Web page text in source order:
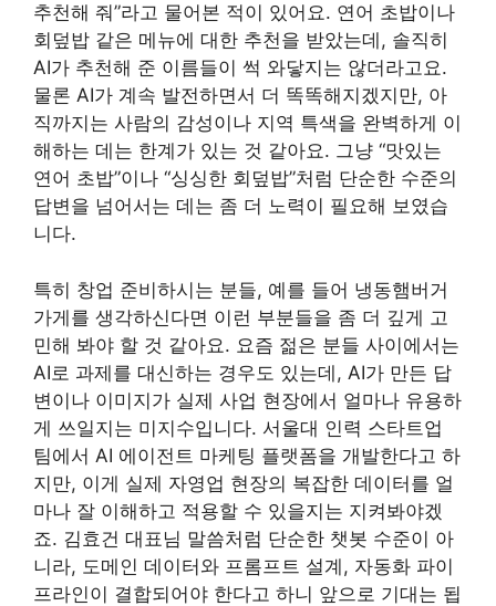
추천해 줘”라고 물어본 적이 있어요. 연어 초밥이나
회덮밥 같은 메뉴에 대한 추천을 받았는데, 솔직히
AI가 추천해 준 이름들이 썩 와닿지는 않더라고요.
물론 AI가 계속 발전하면서 더 똑똑해지겠지만, 아
직까지는 사람의 감성이나 지역 특색을 완벽하게 이
해하는 데는 한계가 있는 것 같아요. 그냥 “맛있는
연어 초밥”이나 “싱싱한 회덮밥”처럼 단순한 수준의
답변을 넘어서는 데는 좀 더 노력이 필요해 보였습
니다.
특히 창업 준비하시는 분들, 예를 들어 냉동햄버거
가게를 생각하신다면 이런 부분들을 좀 더 깊게 고
민해 봐야 할 것 같아요. 요즘 젊은 분들 사이에서는
AI로 과제를 대신하는 경우도 있는데, AI가 만든 답
변이나 이미지가 실제 사업 현장에서 얼마나 유용하
게 쓰일지는 미지수입니다. 서울대 인력 스타트업
팀에서 AI 에이전트 마케팅 플랫폼을 개발한다고 하
지만, 이게 실제 자영업 현장의 복잡한 데이터를 얼
마나 잘 이해하고 적용할 수 있을지는 지켜봐야겠
죠. 김효건 대표님 말씀처럼 단순한 챗봇 수준이 아
니라, 도메인 데이터와 프롬프트 설계, 자동화 파이
프라인이 결합되어야 한다고 하니 앞으로 기대는 됩